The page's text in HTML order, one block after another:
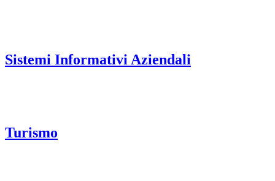
Sistemi Informativi Aziendali
Turismo